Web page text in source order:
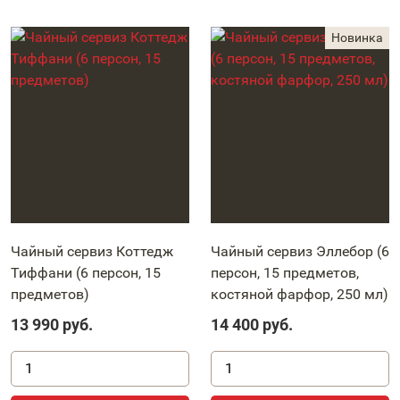
Чайный сервиз Коттедж
Тиффани (6 персон, 15
предметов)
13 990 руб.
Чайный сервиз Эллебор (6
персон, 15 предметов,
костяной фарфор, 250 мл)
14 400 руб.